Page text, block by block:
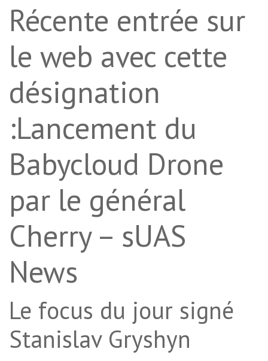
Récente entrée sur
le web avec cette
désignation
:Lancement du
Babycloud Drone
par le général
Cherry – sUAS
News
Le focus du jour signé
Stanislav Gryshyn